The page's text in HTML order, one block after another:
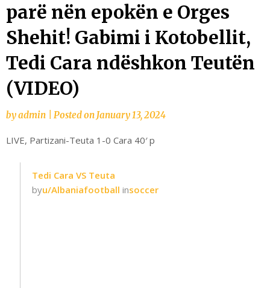
parë nën epokën e Orges
Shehit! Gabimi i Kotobellit,
Tedi Cara ndëshkon Teutën
(VIDEO)
byadmin Posted onJanuary 13, 2024
LIVE, Partizani-Teuta 1-0 Cara 40′ p
Tedi Cara VS Teuta
byu/Albaniafootball insoccer